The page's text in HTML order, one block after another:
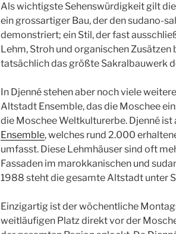
Als wichtigste Sehenswürdigkeit gilt die
ein grossartiger Bau, der den sudano-
demonstriert; ein Stil, der fast
Lehm, Stroh und organischen
tatsächlich das größte Sakralbauwerk
In Djenné stehen aber noch viele
Altstadt Ensemble, das die Moschee
die Moschee Weltkulturerbe. Djenné ist
Ensemble, welches rund 2.000
umfasst. Diese Lehmhäuser sind oft
Fassaden im marokkanischen und
1988 steht die gesamte Altstadt unter
Einzigartig ist der wöchentliche
weitläufigen Platz direkt vor der